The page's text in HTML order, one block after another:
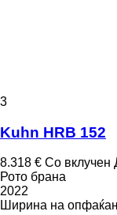
3
Kuhn HRB 152
8.318 € Со вклучен
Рото брана
2022
Ширина на